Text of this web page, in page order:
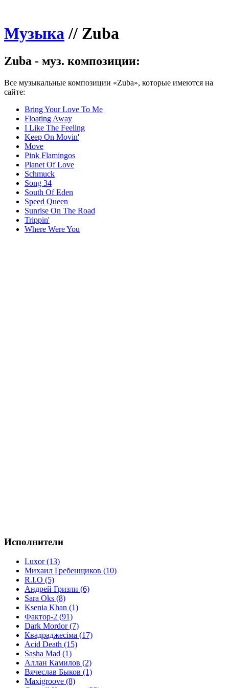
Музыка// Zuba
Zuba - муз. композиции:
Все музыкальные композиции «Zuba», которые имеются на
сайте:
Bring Your Love To Me
Floating Away
I Like The Feeling
Keep On Movin'
Move
Pink Flamingos
Planet Of Love
Schmuck
Song 34
South Of Eden
Speed Queen
Sunrise On The Road
Trippin'
Where Were You
Исполнители
Luxor (13)
Михаил Гребенщиков (10)
R.I.O (5)
Андрей Гризли (6)
Sara Oks (8)
Ksenia Khan (1)
Фактор-2 (91)
Dark Mordor (7)
Квадраджесіма (17)
Acid Death (15)
Sasha Mad (1)
Аллан Камилов (2)
Вячеслав Быков (1)
Maxigroove (8)